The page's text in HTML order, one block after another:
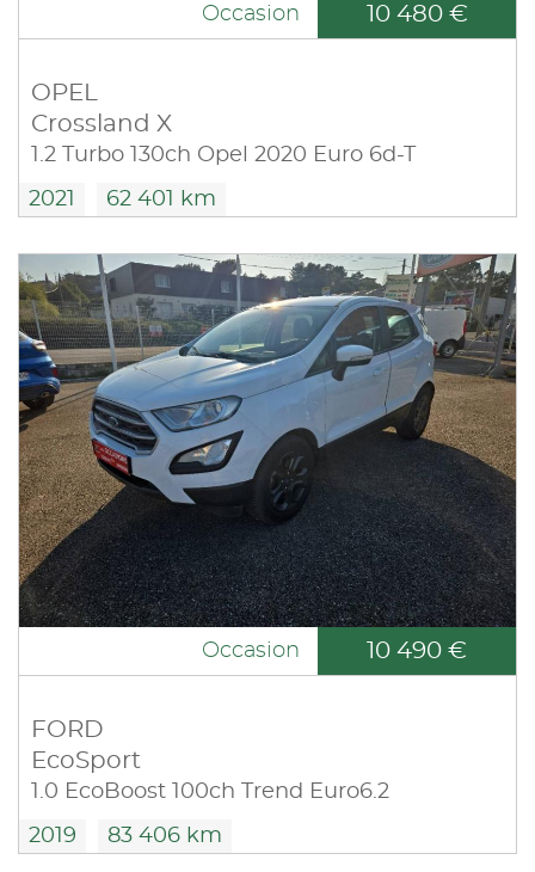
Occasion 10 480 €
OPEL
Crossland X
1.2 Turbo 130ch Opel 2020 Euro 6d-T
2021 62 401 km
Occasion 10 490 €
FORD
EcoSport
1.0 EcoBoost 100ch Trend Euro6.2
2019 83 406 km